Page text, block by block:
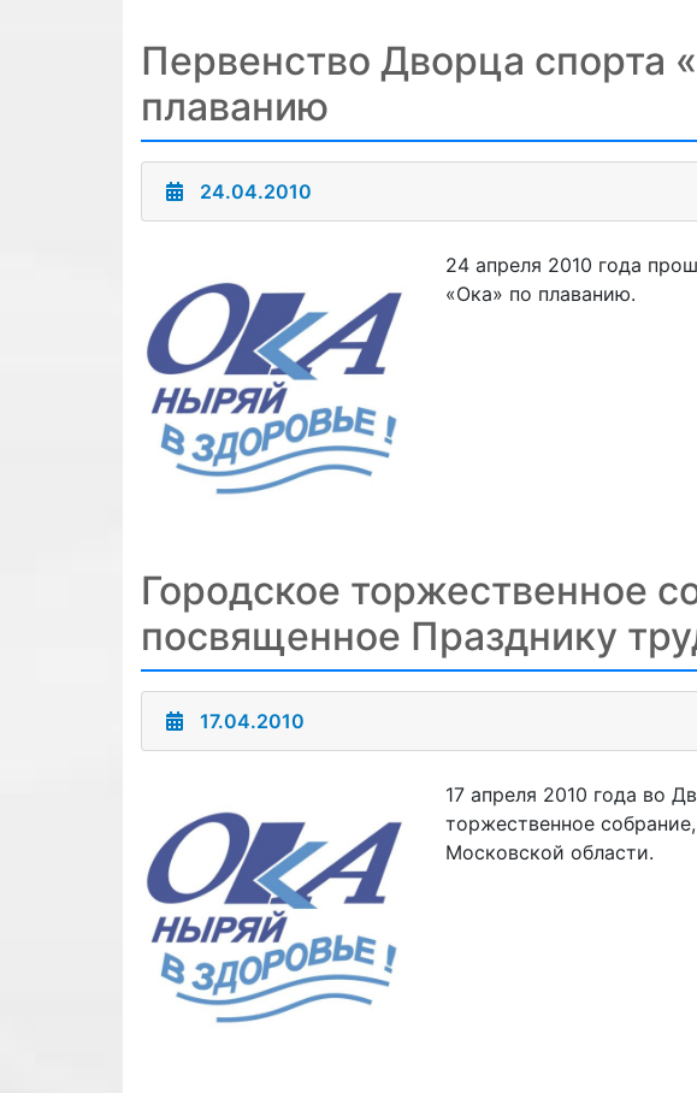
Первенство Дворца спорта
плаванию
24.04.2010
24 апреля 2010 года
«Ока» по плаванию.
Городское торжественное
посвященное Празднику
17.04.2010
17 апреля 2010 года во
торжественное
Московской области.